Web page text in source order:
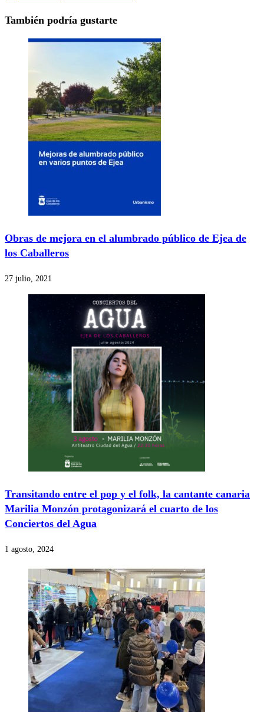
También podría gustarte
Obras de mejora en el alumbrado público de Ejea de
los Caballeros
27 julio, 2021
Transitando entre el pop y el folk, la cantante canaria
Marilia Monzón protagonizará el cuarto de los
Conciertos del Agua
1 agosto, 2024